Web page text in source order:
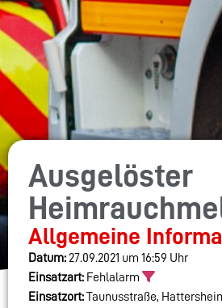
Ausgelöster
Allgemeine
Datum: 27.09.2021 um 16:59 Uhr
Einsatzart: Fehlalarm
Einsatzort:Taunusstraße,